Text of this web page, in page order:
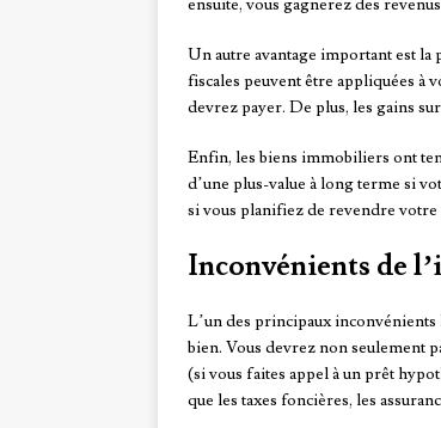
Un autre avantage important est
fiscales peuvent être appliquées à
devrez payer. De plus, les gains
Enfin, les biens immobiliers ont
d’une plus-value à long terme si
si vous planifiez de revendre
Inconvénients de
L’un des principaux inconvénients
bien. Vous devrez non seulement
(si vous faites appel à un prêt
que les taxes foncières, les